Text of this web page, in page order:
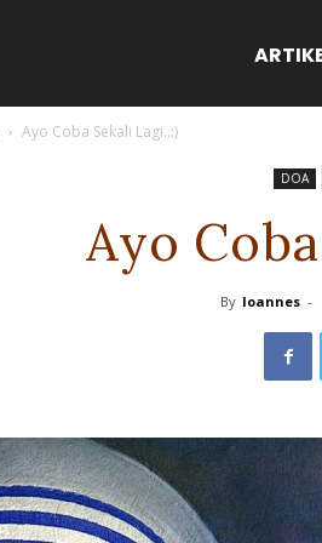
Ayo Coba Sekali Lagi..:)
DOA
Ayo
By Ioannes -